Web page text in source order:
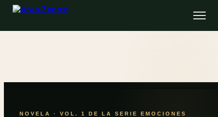
NOVELA · VOL. 1 DE LA SERIE EMOCIONES